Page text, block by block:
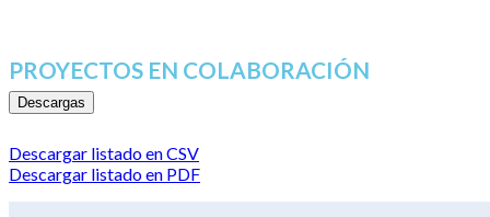
PROYECTOS EN COLABORACIÓN
Descargas
Descargar listado en CSV
Descargar listado en PDF